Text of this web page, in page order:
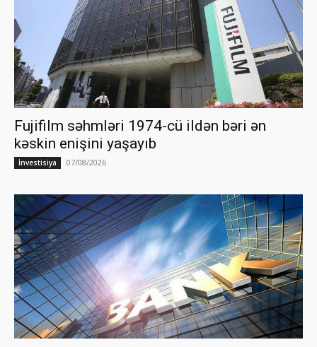
Fujifilm səhmləri 1974-cü ildən bəri ən
kəskin enişini yaşayıb
İnvestisiya 07/08/2026